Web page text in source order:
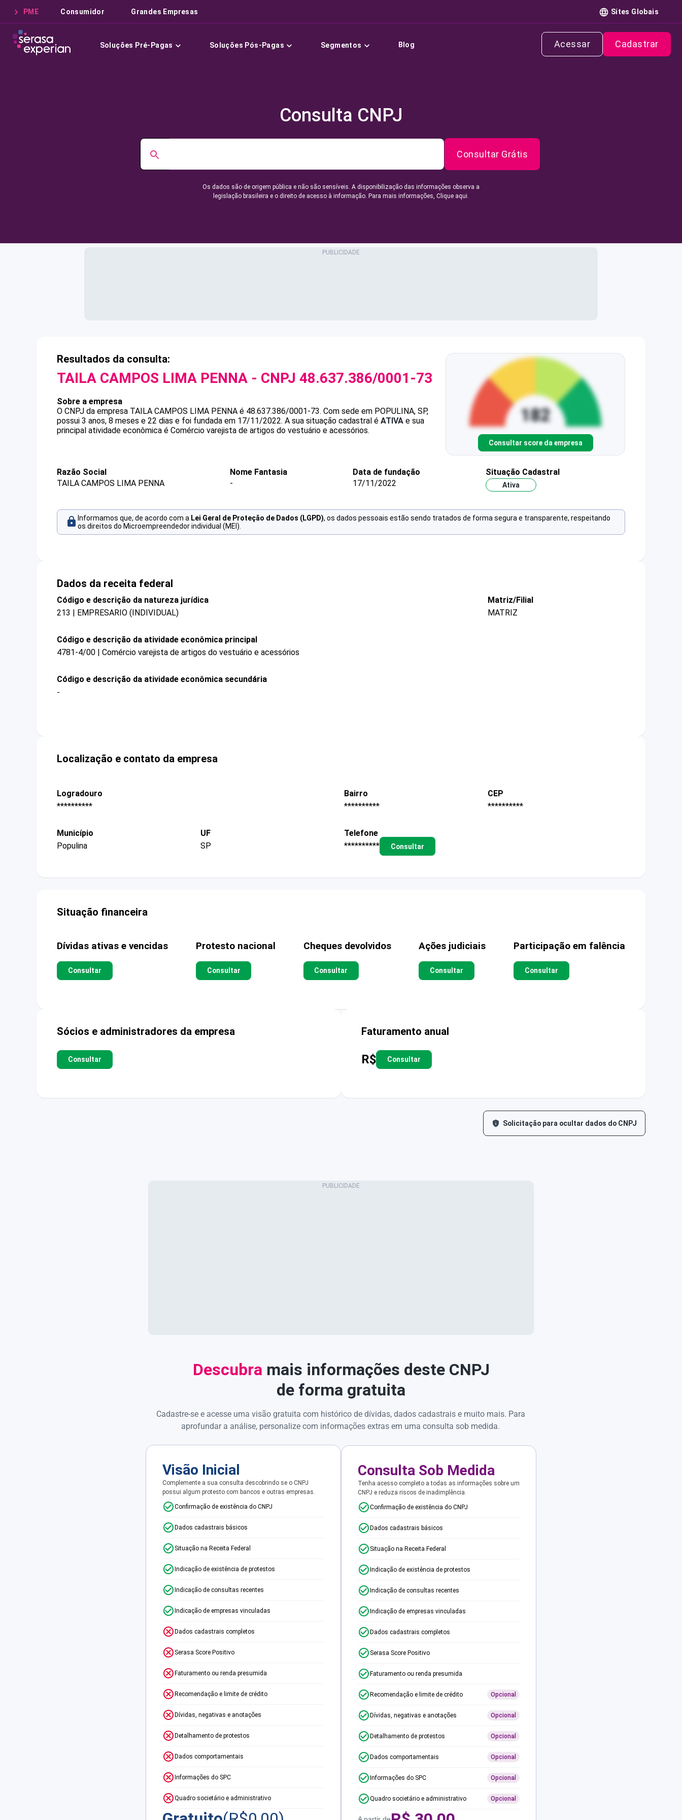
PME Consumidor Grandes Empresas Sites Globais
Soluções Pré-Pagas Soluções Pós-Pagas Segmentos Blog Acessar Cadastrar
Consulta CNPJ
Consultar Grátis
Os dados são de origem pública e não são sensíveis. A disponibilização das informações observa a
legislação brasileira e o direito de acesso à informação. Para mais informações, Clique aqui.
Resultados da consulta:
TAILA CAMPOS LIMA PENNA - CNPJ 48.637.386/0001-73
Sobre a empresa
O CNPJ da empresa TAILA CAMPOS LIMA PENNA é 48.637.386/0001-73. Com sede em POPULINA, SP,
possui 3 anos, 8 meses e 22 dias e foi fundada em 17/11/2022. A sua situação cadastral é ATIVA e sua
principal atividade econômica é Comércio varejista de artigos do vestuário e acessórios.
Consultar score da empresa
Razão Social
TAILA CAMPOS LIMA PENNA
Nome Fantasia
-
Data de fundação
17/11/2022
Situação Cadastral
Ativa
Informamos que, de acordo com a Lei Geral de Proteção de Dados (LGPD), os dados pessoais estão sendo tratados de forma segura e transparente, respeitando
os direitos do Microempreendedor individual (MEI).
Dados da receita federal
Código e descrição da natureza jurídica
213 | EMPRESARIO (INDIVIDUAL)
Matriz/Filial
MATRIZ
Código e descrição da atividade econômica principal
4781-4/00 | Comércio varejista de artigos do vestuário e acessórios
Código e descrição da atividade econômica secundária
-
Localização e contato da empresa
Logradouro
**********
Bairro
**********
CEP
**********
Município
Populina
UF
SP
Telefone
**********
Consultar
Situação financeira
Dívidas ativas e vencidas
Consultar
Protesto nacional
Consultar
Cheques devolvidos
Consultar
Ações judiciais
Consultar
Participação em falência
Consultar
Sócios e administradores da empresa
Consultar
Faturamento anual
R$ Consultar
Solicitação para ocultar dados do CNPJ
Descubra mais informações deste CNPJ
de forma gratuita
Cadastre-se e acesse uma visão gratuita com histórico de dívidas, dados cadastrais e muito mais. Para
aprofundar a análise, personalize com informações extras em uma consulta sob medida.
Visão Inicial
Complemente a sua consulta descobrindo se o CNPJ
possui algum protesto com bancos e outras empresas.
Confirmação de existência do CNPJ
Dados cadastrais básicos
Situação na Receita Federal
Indicação de existência de protestos
Indicação de consultas recentes
Indicação de empresas vinculadas
Dados cadastrais completos
Serasa Score Positivo
Faturamento ou renda presumida
Recomendação e limite de crédito
Dívidas, negativas e anotações
Detalhamento de protestos
Dados comportamentais
Informações do SPC
Quadro societário e administrativo
Consulta Sob Medida
Tenha acesso completo a todas as informações sobre um
CNPJ e reduza riscos de inadimplência.
Confirmação de existência do CNPJ
Dados cadastrais básicos
Situação na Receita Federal
Indicação de existência de protestos
Indicação de consultas recentes
Indicação de empresas vinculadas
Dados cadastrais completos
Serasa Score Positivo
Faturamento ou renda presumida
Recomendação e limite de crédito Opcional
Dívidas, negativas e anotações Opcional
Detalhamento de protestos Opcional
Dados comportamentais Opcional
Informações do SPC Opcional
Quadro societário e administrativo Opcional